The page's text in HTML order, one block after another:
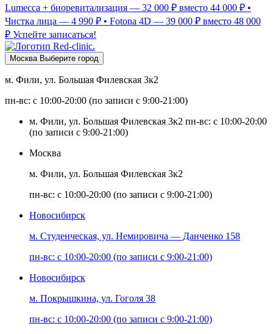
Lumecca + биоревитализация — 32 000 ₽ вместо 44 000 ₽ •
Чистка лица — 4 990 ₽ • Fotona 4D — 39 000 ₽ вместо 48 000
₽ Успейте записаться!
Москва Выберите город
м. Фили, ул. Большая Филевская 3к2
пн-вс: с 10:00-20:00 (по записи с 9:00-21:00)
м. Фили, ул. Большая Филевская 3к2 пн-вс: с 10:00-20:00
(по записи с 9:00-21:00)
Москва
м. Фили, ул. Большая Филевская 3к2
пн-вс: с 10:00-20:00 (по записи с 9:00-21:00)
Новосибирск
м. Студенческая, ул. Немировича — Данченко 158
пн-вс: с 10:00-20:00 (по записи с 9:00-21:00)
Новосибирск
м. Покрышкина, ул. Гоголя 38
пн-вс: с 10:00-20:00 (по записи с 9:00-21:00)